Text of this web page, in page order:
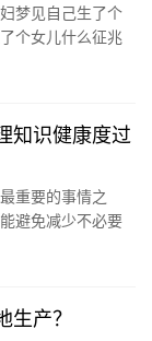
梦见自己生了个
个女儿什么征兆
知识健康度过
重要的事情之
避免减少不必要
产？